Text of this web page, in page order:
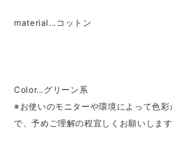
material...コットン
Color...グリーン系
※お使いのモニターや環境によって色
で、予めご理解の程宜しくお願いします